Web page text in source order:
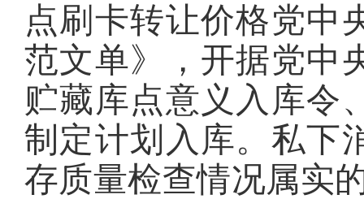
点刷卡转让价格党中
范文单》，开据党中
贮藏库点意义入库令
制定计划入库。私下
存质量检查情况属实